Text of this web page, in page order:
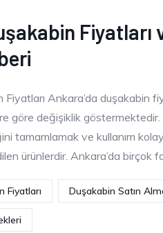
Fiyatları
Ankara’da duşakabin
göre değişiklik göstermektedir.
tamamlamak ve kullanım
ürünlerdir. Ankara’da birçok
Fiyatları Duşakabin Satın